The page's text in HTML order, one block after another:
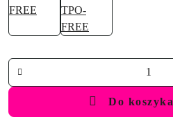
Ilość
Do koszyka